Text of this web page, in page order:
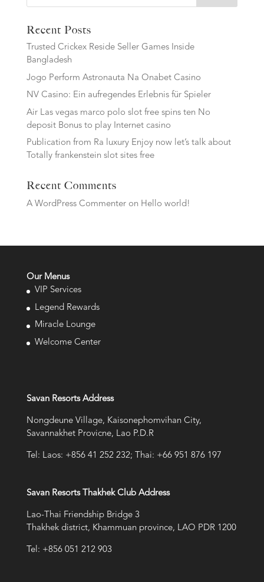
Recent Posts
Trusted Crickex Reside Seller Games Inside
Bangladesh
Jogo Perform Astronauta Na Onabet Casino
NV Casino: Ein aufregendes Erlebnis für Spieler
Air Las vegas marco polo slot free spins ten No
deposit Bonus to play Internet casino
Publication from Ra luxury Enjoy now let’s talk about
Totally frankenstein slot sites free
Recent Comments
A WordPress Commenteron Hello world!
Our Menus
VIP Services
Legend Rewards
Miracle Lounge
Welcome Center
Savan Resorts Address
Nongdeune Village, Kaisonephomvihan City,
Savannakhet Provicne, Lao P.D.R
Tel: Laos: +856 41 252 232; Thai: +66 951 876 197
Savan Resorts Thakhek Club Address
Lao-Thai Friendship Bridge 3
Thakhek district, Khammuan province, LAO PDR 1200
Tel: +856 051 212 903